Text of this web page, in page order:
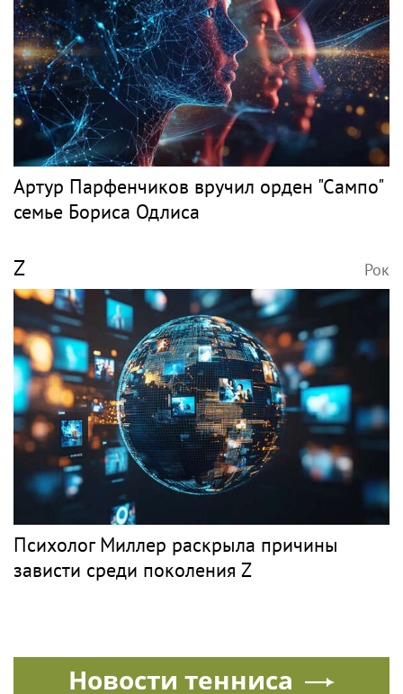
МИМИНО Рок
"Небесный тихоход" и "Мимино" покажут
на ТВ в День Военно-воздушных сил
PR
БОРИС